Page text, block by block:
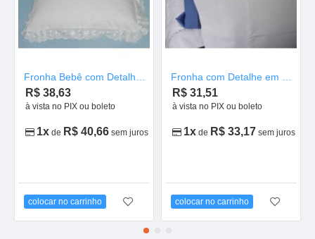
R$ 38,63
à vista no PIX ou boleto
1x de R$ 40,66 sem juros
colocar no carrinho
R$ 31,51
à vista no PIX ou boleto
1x de R$ 33,17 sem juros
colocar no carrinho